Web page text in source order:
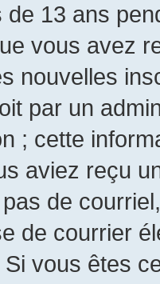
13 ans
vous avez
nouvelles
par un
; cette
aviez reçu
de
de courrier
vous êtes